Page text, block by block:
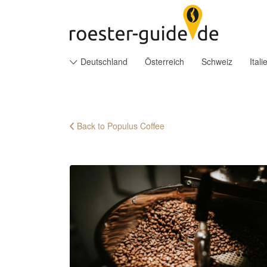
Deutschland Österreich Schweiz
Back to Populus Coffee